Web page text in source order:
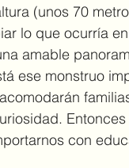
(unos 70
lo que ocurría
amable
ese monstruo
con